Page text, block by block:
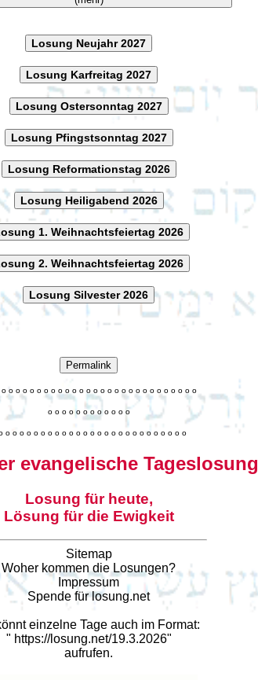
Losung Neujahr 2027
Losung Karfreitag 2027
Losung Ostersonntag 2027
Losung Pfingstsonntag 2027
Losung Reformationstag 2026
Losung Heiligabend 2026
1. Weihnachtsfeiertag 2026
2. Weihnachtsfeiertag 2026
Losung Silvester 2026
Permalink
o o o o o o o o o o o o o o o o o o o o o o o o o o o o
o o o o o o o o o o o o
o o o o o o o o o o o o o o o o o o o o o o o o o o
evangelische Tageslosung
Losung für heute,
Lösung für die Ewigkeit
Sitemap
Woher kommen die Losungen?
Impressum
Spende für losung.net
einzelne Tage auch im Format:
" https://losung.net/19.3.2026"
aufrufen.